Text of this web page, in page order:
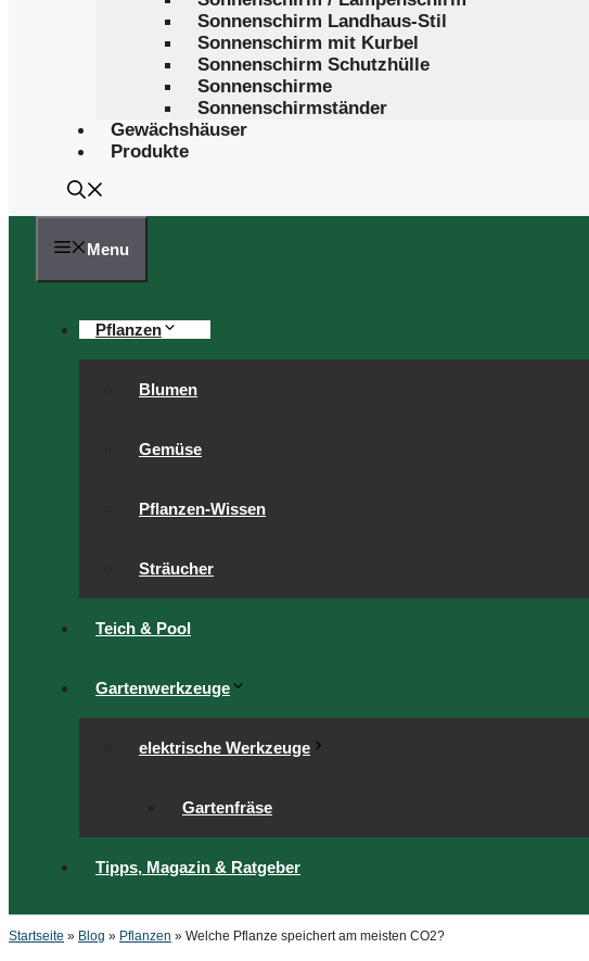
Sonnenschirm Landhaus-Stil
Sonnenschirm mit Kurbel
Sonnenschirm Schutzhülle
Sonnenschirme
Sonnenschirmständer
Gewächshäuser
Produkte
Menu
Pflanzen
Blumen
Gemüse
Pflanzen-Wissen
Sträucher
Teich & Pool
Gartenwerkzeuge
elektrische Werkzeuge
Gartenfräse
Tipps, Magazin & Ratgeber
Startseite » Blog » Pflanzen » Welche Pflanze speichert am meisten CO2?